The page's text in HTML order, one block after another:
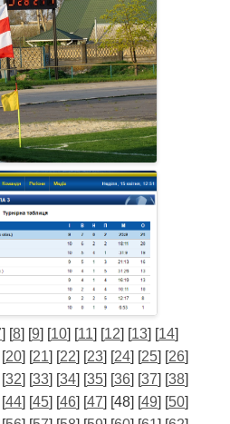
] [8] [9] [10] [11] [12] [13] [14]
20] [21] [22] [23] [24] [25] [26]
32] [33] [34] [35] [36] [37] [38]
44] [45] [46] [47] [48] [49] [50]